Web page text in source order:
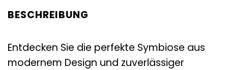
BESCHREIBUNG
Entdecken Sie die perfekte Symbiose aus
modernem Design und zuverlässiger